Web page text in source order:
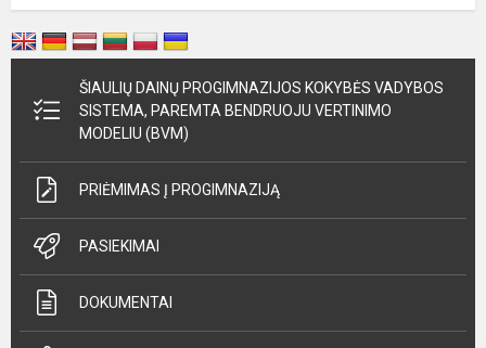
ŠIAULIŲ DAINŲ PROGIMNAZIJOS KOKYBĖS VADYBOS
SISTEMA, PAREMTA BENDRUOJU VERTINIMO
MODELIU (BVM)
PRIĖMIMAS Į PROGIMNAZIJĄ
PASIEKIMAI
DOKUMENTAI